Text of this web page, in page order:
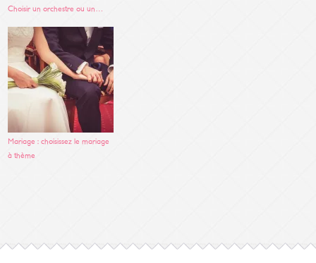
Choisir un orchestre ou un…
Mariage : choisissez le mariage
à thème